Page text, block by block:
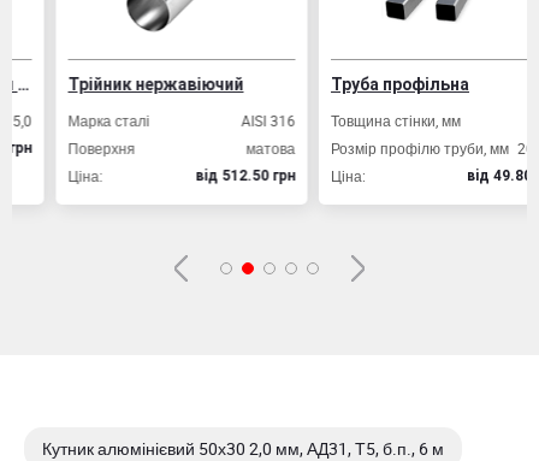
Трійник нержавіючий
Марка сталі
AISI 316
Поверхня
матова
Ціна:
вiд 512.50 грн
Труба профільна
Товщина стінки, мм
Розмір профілю труби, мм
20х20
Ціна:
вiд 49.80 грн
Кутник алюмінієвий 50х30 2,0 мм, АД31, Т5, б.п., 6 м